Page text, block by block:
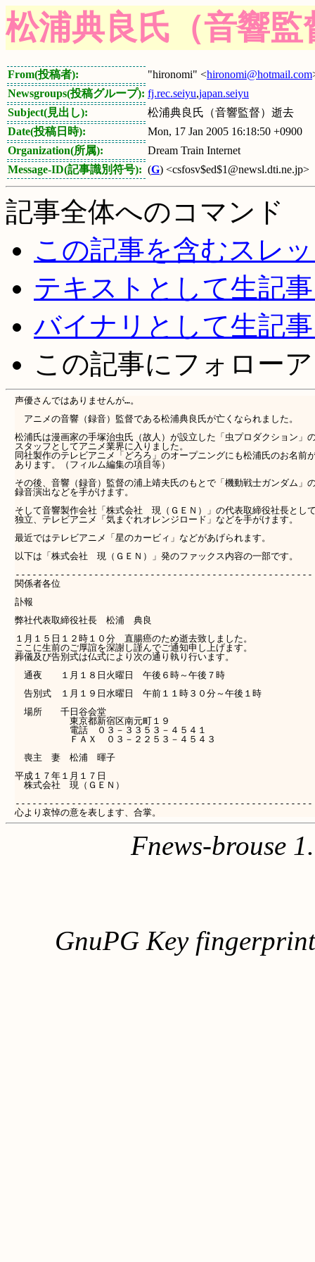
松浦典良氏（音響監
From(投稿者): "hironomi" <hironomi@hotmail.com
Newsgroups(投稿グループ): fj.rec.seiyu,japan.seiyu
Subject(見出し):
松浦典良氏（音響監督）逝去
Date(投稿日時):
Mon, 17 Jan 2005 16:18:50 +0900
Organization(所属):
Dream Train Internet
Message-ID(記事識別符号): (G) <csfosv$ed$1@newsl.dti.ne.jp>
記事全体へのコマンド
この記事を含むスレ
テキストとして生記
バイナリとして生記
この記事にフォロー
声優さんではありませんが…。
アニメの音響（録音）監督である松浦典良氏が亡くなられました。
松浦氏は漫画家の手塚治虫氏（故人）が設立した「虫プロダクション」
スタッフとしてアニメ業界に入りました。
同社製作のテレビアニメ「どろろ」のオープニングにも松浦氏のお名前
あります。（フィルム編集の項目等）
その後、音響（録音）監督の浦上靖夫氏のもとで「機動戦士ガンダム」
録音演出などを手がけます。
そして音響製作会社「株式会社　現（ＧＥＮ）」の代表取締役社長とし
独立、テレビアニメ「気まぐれオレンジロード」などを手がけます。
最近ではテレビアニメ「星のカービィ」などがあげられます。
以下は「株式会社　現（ＧＥＮ）」発のファックス内容の一部です。
-----------------------------------------------------
関係者各位
訃報
弊社代表取締役社長　松浦　典良
１月１５日１２時１０分　直腸癌のため逝去致しました。
ここに生前のご厚誼を深謝し謹んでご通知申し上げます。
葬儀及び告別式は仏式により次の通り執り行います。
通夜　　１月１８日火曜日　午後６時～午後７時
告別式　１月１９日水曜日　午前１１時３０分～午後１時
場所　　千日谷会堂
東京都新宿区南元町１９
電話　０３－３３５３－４５４１
ＦＡＸ　０３－２２５３－４５４３
喪主　妻　松浦　暉子
平成１７年１月１７日
株式会社　現（ＧＥＮ）
-----------------------------------------------------
Fnews-brouse
GnuPG Key